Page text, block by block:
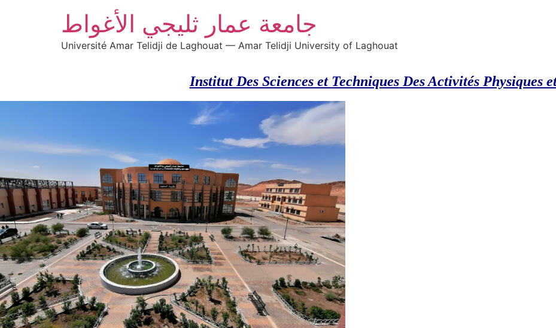
جامعة عمار ثليجي الأغواط
Université Amar Telidji de Laghouat — Amar Telidji University of Laghouat
Institut Des Sciences et TechniquesDes Activités Physiques